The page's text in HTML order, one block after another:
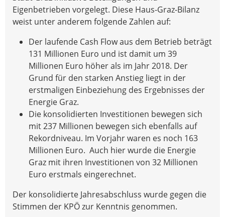
Eigenbetrieben vorgelegt. Diese Haus-Graz-Bilanz
weist unter anderem folgende Zahlen auf:
Der laufende Cash Flow aus dem Betrieb beträgt
131 Millionen Euro und ist damit um 39
Millionen Euro höher als im Jahr 2018. Der
Grund für den starken Anstieg liegt in der
erstmaligen Einbeziehung des Ergebnisses der
Energie Graz.
Die konsolidierten Investitionen bewegen sich
mit 237 Millionen bewegen sich ebenfalls auf
Rekordniveau. Im Vorjahr waren es noch 163
Millionen Euro. Auch hier wurde die Energie
Graz mit ihren Investitionen von 32 Millionen
Euro erstmals eingerechnet.
Der konsolidierte Jahresabschluss wurde gegen die
Stimmen der KPÖ zur Kenntnis genommen.